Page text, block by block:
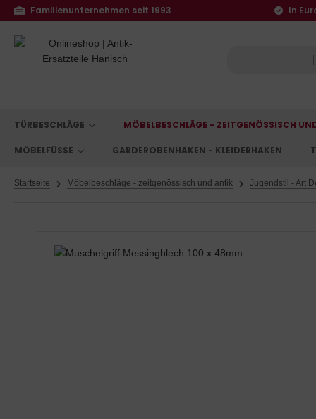
Familienunternehmen seit 1993 In
TÜRBESCHLÄGE MÖBELBESCHLÄGE - ZEITGENÖSSISCH
MÖBELFÜSSE GARDEROBENHAKEN - KLEIDERHAKEN
Startseite Möbelbeschläge - zeitgenössisch und antik Jugendstil - Art